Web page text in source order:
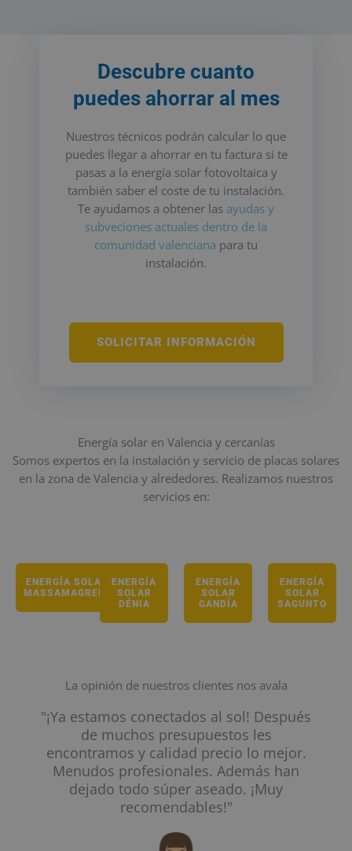
Descubre cuanto
puedes ahorrar al mes
Nuestros técnicos podrán calcular lo que
puedes llegar a ahorrar en tu factura si te
pasas a la energía solar fotovoltaica y
también saber el coste de tu instalación.
Te ayudamos a obtener las ayudas y
subveciones actuales dentro de la
comunidad valenciana para tu
instalación.
SOLICITAR INFORMACIÓN
Energía solar en Valencia y cercanías
Somos expertos en la instalación y servicio de placas solares
en la zona de Valencia y alrededores. Realizamos nuestros
servicios en:
ENERGÍA SOLAR
MASSAMAGRELL
ENERGÍA
SOLAR
DÉNIA
ENERGÍA
SOLAR
GANDÍA
ENERGÍA
SOLAR
SAGUNTO
La opinión de nuestros clientes nos avala
"¡Ya estamos conectados al sol! Después
de muchos presupuestos les
encontramos y calidad precio lo mejor.
Menudos profesionales. Además han
dejado todo súper aseado. ¡Muy
recomendables!"